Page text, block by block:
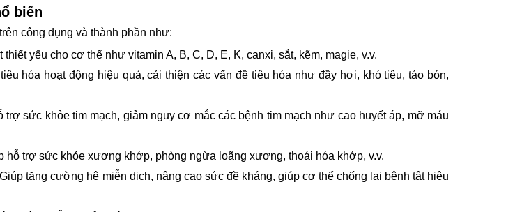
biến
công dụng và thành phần như:
yếu cho cơ thể như vitamin A, B, C, D, E, K, canxi, sắt, kẽm, magie, v.v.
hóa hoạt động hiệu quả, cải thiện các vấn đề tiêu hóa như đầy hơi, khó tiêu, táo bón,
trợ sức khỏe tim mạch, giảm nguy cơ mắc các bệnh tim mạch như cao huyết áp, mỡ máu
hỗ trợ sức khỏe xương khớp, phòng ngừa loãng xương, thoái hóa khớp, v.v.
Giúp tăng cường hệ miễn dịch, nâng cao sức đề kháng, giúp cơ thể chống lại bệnh tật hiệu